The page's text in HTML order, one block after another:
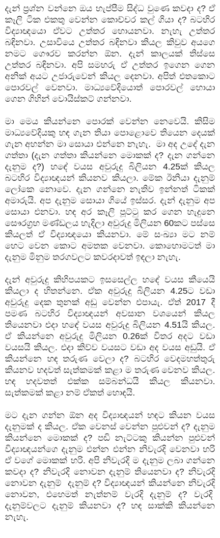
දැන් ප්‍රශ්න වන්නෙ ඔය හැප්පීම සිද්ධ වුණෙ කවදා ද? ඒ
කෑලි ටික එකතු වෙන්න කොච්චර කල් ගියා ද? බටහිර
විද්‍යාඥයො ඒවට උත්තර හොයනවා. නැහැ උත්තර
බඳිනවා. උසාවියෙ උත්තර බඳිනවා කියල කිවුව අයගෙ
නමට ගෞරව කරන්න ඕන. දැන් කාලයක් තිස්සෙ
උත්තර බඳිනවා. අපි සමහරු ඒ උත්තර ඉගෙන ගෙන
අනික් අයට උජාරුවෙන් කියල දෙනවා. අපිත් එතකොට
පොරවල් වෙනවා. මාධ්‍යවේදියොත් පොරවල් හොයා
ගෙන ගිහින් වොයිස්කට් ගන්නවා.
මා මෙය කියන්නෙ පොරක් වෙන්න නෙවෙයි. කිසිම
මාධ්‍යවේදියකු හඳ ගැන තියා පොළොවෙ තියෙන දෙයක්
ගැන අහන්න මා සොයා එන්නෙ නැහැ. මා අද උදේ දැන
ගත්තා (දැන ගත්තා කියන්නෙ මොකක් ද? දැන ගන්නෙ
දැනුම ද?) හඳේ වයස අවුරුදු බිලියන 4.25ක් කියල
බටහිර විද්‍යාඥයන් කියනව කියලා. මේක ඊනියා දැනුම්
ලෝකෙ නොවෙ. දැන ගන්නෙ නැතිව ඉන්නත් ටිකක්
අමාරුයි. අප දැනුම සොයා ගියේ ඉස්සර. දැන් දැනුම අප
සොයා එනවා. හඳ අර කෑලි පූට්ටු කර ගෙන හැදුනෙ
සෞරග්‍රහ මණ්ඩලය හැදිලා අවුරුදු මිලියන 60කට පස්සෙ
කියලත් ඒ විද්‍යාඥයො කියනවා. මේ සංඛ්‍යා මට නම්
හෙට වෙන කොට අමතක වෙනවා. කොහොමටත් මා
දැනුම මිනුම තරගවලට කවරදාවත් ඉඳලා නැහැ.
දැන් අවුරුදු කිහිපයකට ඉසසෙල්ල හඳේ වයස කීයෙයි
කියලා ද හිතන්නෙ. ඒක අවුරුදු බිලියන 4.25ට වඩා
අවුරුදු දෙක තුනක් අඩු වෙන්න එපායැ. ඒත් 2017 දී
පමණ බටහිරවිද්‍යාඥයන් අවසාන වශයෙන් කියල
තියෙනවා එදා හඳේ වයස අවුරුදු බිලියන 4.51යි කියල.
ඒ කියන්නෙ අවුරුදු මිලියන 0.26ක් විතර අදට වඩා
වයසයි කියල. එදා කිව්ව වයසට වඩා අද වයස අඩුයි. ඒ
කියන්නෙ හඳ තරුණ වෙලා ද? බටහිර වෙදමහත්තුරු
කියනව හදවත් සැත්කමක් කළා ම තරුණ වෙනව කියල.
හඳ හදවතත් එක්ක සම්බන්ධයි කියල කියනවා.
සැත්කමක් කළා නම් ඒකත් හොඳයි.
මට දැන ගන්න ඕන අද විද්‍යාඥයන් හඳට කියන වයස
දැනුමක් ද කියල. ඒක වෙනස් වෙන්න පුළුවන් ද? දැනුම
කියන්නෙ මොකක් ද? පඬි නැට්ටකු කියන්න පුළුවන්
විද්‍යාඥයන්ගෙ දැනුම එන්න එන්න නිවැරදි වෙනවා හරි
ඒ වගේ මොකක් හරි. අපි නිවැරදි ම දැනුම ලබා ගන්නෙ
කවදා ද? නිවැරදි නොවන දැනුම් තියෙනවා ද? නිවැරදි
නොවන දැනුම් දැනුම් ද? විද්‍යාඥයන් කියන්නෙ නිවැරදි
නොවන, එහෙමත් නැත්නම් වැරදි දැනුම් ද? වැරදි
දැනුම්වලට දැනුම් කියනවා ද? හඳ සාක්කි කියන්නෙ
නැහැ.